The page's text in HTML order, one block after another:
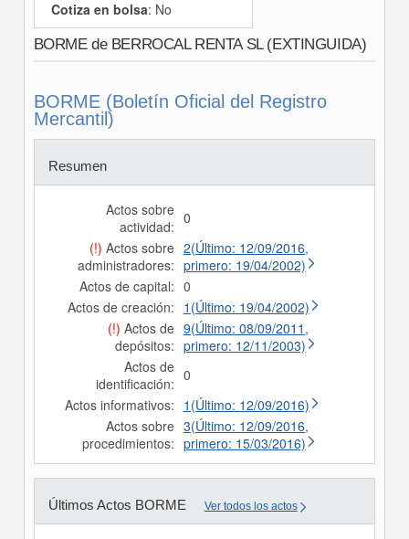
Cotiza en bolsa: No
BORME de BERROCAL RENTA SL (EXTINGUIDA)
BORME (Boletín Oficial del Registro
Mercantil)
Resumen
Actos sobre
actividad: 0
(!) Actos sobre
administradores:
2(Último: 12/09/2016,
primero: 19/04/2002)
Actos de capital: 0
Actos de creación: 1(Último: 19/04/2002)
(!) Actos de
depósitos:
9(Último: 08/09/2011,
primero: 12/11/2003)
Actos de
identificación: 0
Actos informativos: 1(Último: 12/09/2016)
Actos sobre
procedimientos:
3(Último: 12/09/2016,
primero: 15/03/2016)
Últimos Actos BORME Ver todos los actos